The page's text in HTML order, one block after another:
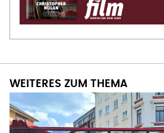
WEITERES ZUM THEMA